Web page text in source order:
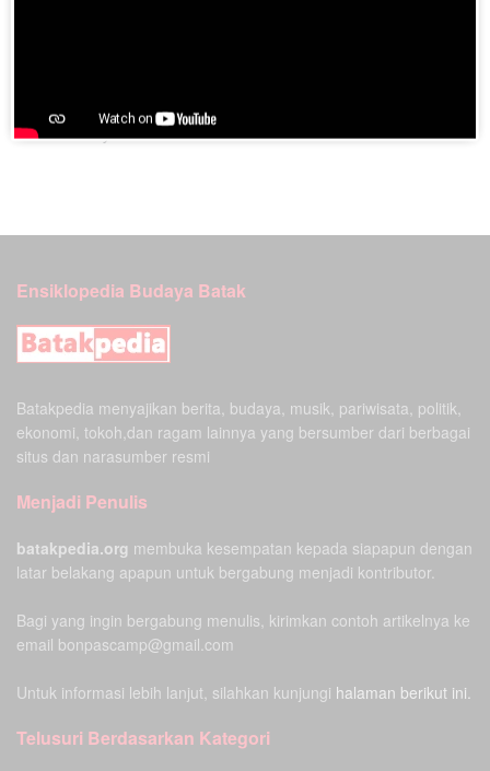
Ikatlah ilmu pengetahuan dan bagikan dengan cara
menuliskannya
Ensiklopedia Budaya Batak
Batakpedia menyajikan berita, budaya, musik, pariwisata, politik,
ekonomi, tokoh,dan ragam lainnya yang bersumber dari berbagai
situs dan narasumber resmi
Menjadi Penulis
batakpedia.org membuka kesempatan kepada siapapun dengan
latar belakang apapun untuk bergabung menjadi kontributor.
Bagi yang ingin bergabung menulis, kirimkan contoh artikelnya ke
email bonpascamp@gmail.com
Untuk informasi lebih lanjut, silahkan kunjungi halaman berikut ini.
Telusuri Berdasarkan Kategori